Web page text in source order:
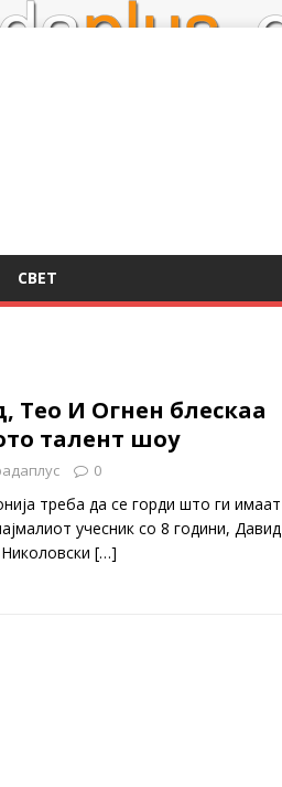
СВЕТ
Тео И Огнен блескаа
талент шоу
0
треба да се горди што ги имаат
учесник со 8 години, Дaвид
[…]